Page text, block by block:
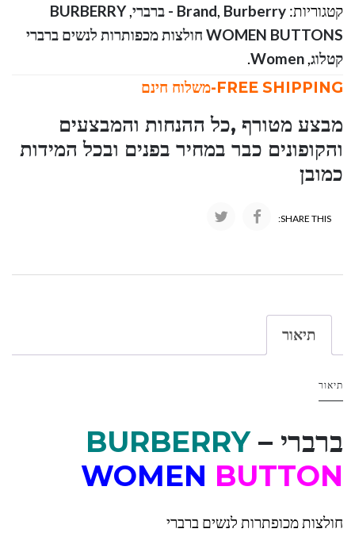
קטגוריות: Brand, Burberry - ברברי ,
BURBERRY
WOMEN BUTTONS חולצות מכפותרות לנשים ברברי
קטלוג,
Women
.
FREE SHIPPING-משלוח חינם
מבצע מטורף ,כל ההנחות והמבצעים
והקופונים כבר במחיר בפנים ובכל המידות
כמובן
SHARE THIS:
תיאור
תיאור
ברברי –BURBERRY
WOMEN BUTTON
חולצות מכופתרות לנשים ברברי